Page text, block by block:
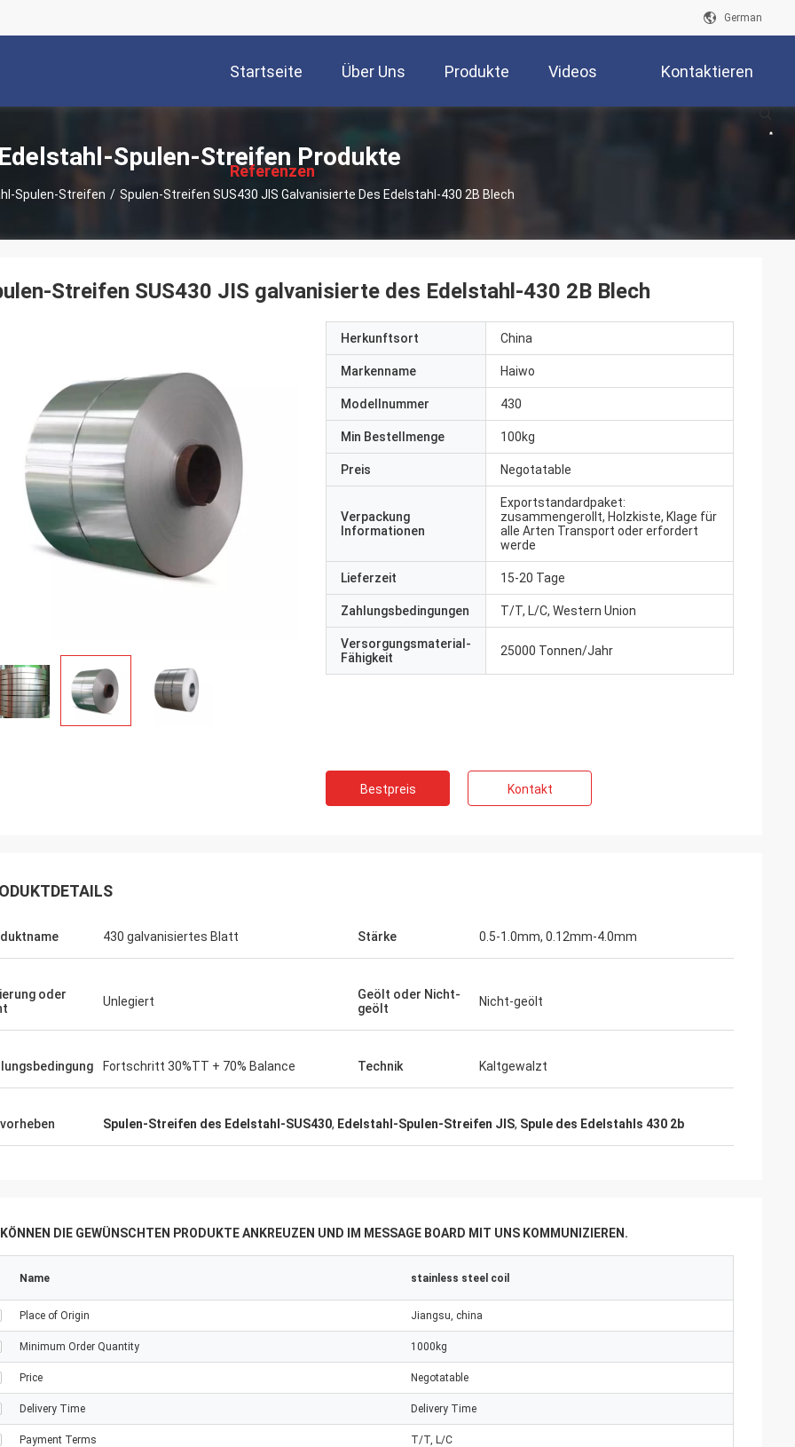
German
Startseite Über Uns Produkte Videos Kontaktieren
述
Referenzen
Edelstahl-Spulen-Streifen Produkte
Spulen-Streifen / Spulen-Streifen SUS430 JIS Galvanisierte Des Edelstahl-430 2B Blech
Streifen SUS430 JIS galvanisierte des Edelstahl-430 2B Blech
Herkunftsort China
Markenname Haiwo
Modellnummer 430
Min Bestellmenge 100kg
Preis Negotatable
Verpackung
Informationen
Exportstandardpaket:
zusammengerollt, Holzkiste, Klage für
alle Arten Transport oder erfordert
werde
Lieferzeit 15-20 Tage
Zahlungsbedingungen T/T, L/C, Western Union
Versorgungsmaterial-
Fähigkeit
25000 Tonnen/Jahr
Bestpreis Kontakt
430 galvanisiertes Blatt Stärke 0.5-1.0mm, 0.12mm-4.0mm
oder
Unlegiert
Geölt oder Nicht-
geölt
Nicht-geölt
Fortschritt 30%TT + 70% Balance Technik Kaltgewalzt
Spulen-Streifen des Edelstahl-SUS430, Edelstahl-Spulen-Streifen JIS, Spule des Edelstahls 430 2b
DIE GEWÜNSCHTEN PRODUKTE ANKREUZEN UND IM MESSAGE BOARD MIT UNS KOMMUNIZIEREN.
Name stainless steel coil
Place of Origin Jiangsu, china
Minimum Order Quantity 1000kg
Price Negotatable
Delivery Time Delivery Time
Payment Terms T/T, L/C